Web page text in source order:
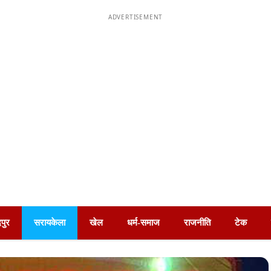
ADVERTISEMENT
सरायकेला खेल धर्म-समाज राजनीति टेक